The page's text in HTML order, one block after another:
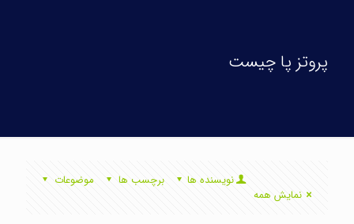
پروتز پا چیست
موضوعات برچسب ها
نویسنده ها
نمایش همه